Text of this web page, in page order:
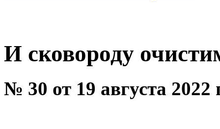
И сковороду
№ 30 от 19 августа 2022